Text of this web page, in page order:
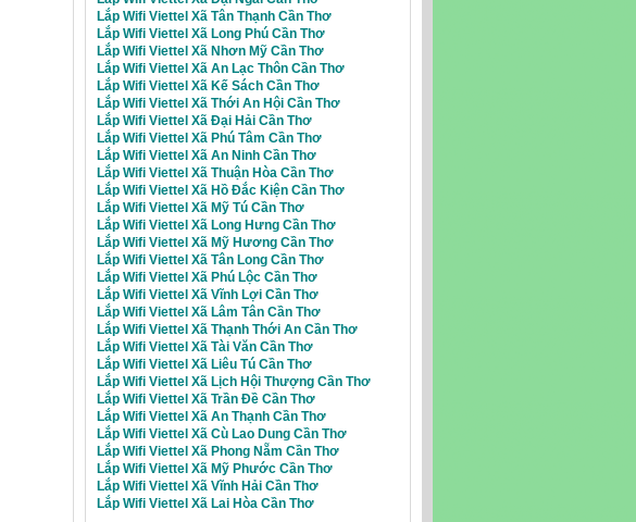
Lắp Wifi Viettel Xã Tân Thạnh Cần Thơ
Lắp Wifi Viettel Xã Long Phú Cần Thơ
Lắp Wifi Viettel Xã Nhơn Mỹ Cần Thơ
Lắp Wifi Viettel Xã An Lạc Thôn Cần Thơ
Lắp Wifi Viettel Xã Kế Sách Cần Thơ
Lắp Wifi Viettel Xã Thới An Hội Cần Thơ
Lắp Wifi Viettel Xã Đại Hải Cần Thơ
Lắp Wifi Viettel Xã Phú Tâm Cần Thơ
Lắp Wifi Viettel Xã An Ninh Cần Thơ
Lắp Wifi Viettel Xã Thuận Hòa Cần Thơ
Lắp Wifi Viettel Xã Hồ Đắc Kiện Cần Thơ
Lắp Wifi Viettel Xã Mỹ Tú Cần Thơ
Lắp Wifi Viettel Xã Long Hưng Cần Thơ
Lắp Wifi Viettel Xã Mỹ Hương Cần Thơ
Lắp Wifi Viettel Xã Tân Long Cần Thơ
Lắp Wifi Viettel Xã Phú Lộc Cần Thơ
Lắp Wifi Viettel Xã Vĩnh Lợi Cần Thơ
Lắp Wifi Viettel Xã Lâm Tân Cần Thơ
Lắp Wifi Viettel Xã Thạnh Thới An Cần Thơ
Lắp Wifi Viettel Xã Tài Văn Cần Thơ
Lắp Wifi Viettel Xã Liêu Tú Cần Thơ
Lắp Wifi Viettel Xã Lịch Hội Thượng Cần Thơ
Lắp Wifi Viettel Xã Trần Đề Cần Thơ
Lắp Wifi Viettel Xã An Thạnh Cần Thơ
Lắp Wifi Viettel Xã Cù Lao Dung Cần Thơ
Lắp Wifi Viettel Xã Phong Nẵm Cần Thơ
Lắp Wifi Viettel Xã Mỹ Phước Cần Thơ
Lắp Wifi Viettel Xã Vĩnh Hải Cần Thơ
Lắp Wifi Viettel Xã Lai Hòa Cần Thơ